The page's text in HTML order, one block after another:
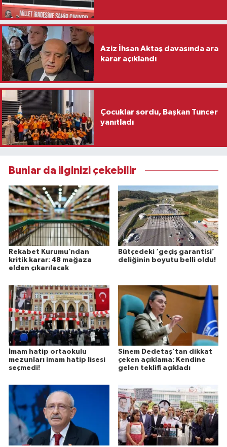
Aziz İhsan Aktaş davasında ara
karar açıklandı
Çocuklar sordu, Başkan Tuncer
yanıtladı
Bunlar da ilginizi çekebilir
Rekabet Kurumu’ndan
kritik karar: 48 mağaza
elden çıkarılacak
Bütçedeki ‘geçiş garantisi’
deliğinin boyutu belli oldu!
İmam hatip ortaokulu
mezunları imam hatip lisesi
seçmedi!
Sinem Dedetaş'tan dikkat
çeken açıklama: Kendine
gelen teklifi açıkladı